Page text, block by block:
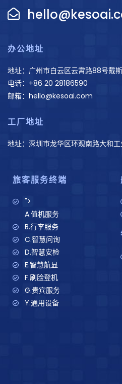
办公地址
地址：广州市白云区云霄路88号戴
电话：+86 20 28186590
邮箱：hello@kesoai.com
工厂地址
地址：深圳市龙华区环观南路大和
旅客服务终端
">
A.值机服务
B.行李服务
C.智慧问询
D.智慧安检
E.智慧航显
F.刷脸登机
G.贵宾服务
Y.通用设备